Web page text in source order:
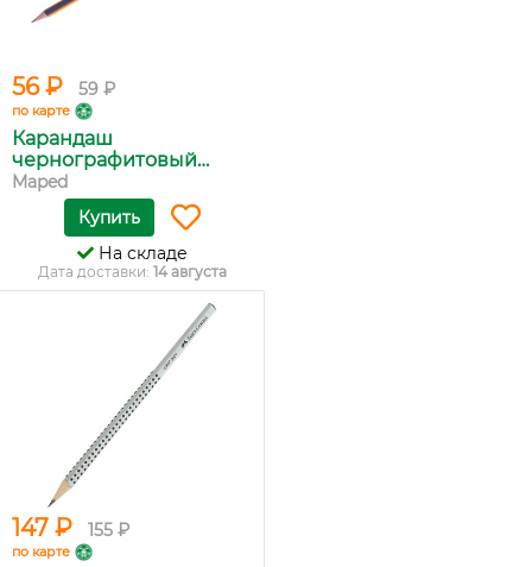
56 ₽ 59 ₽
по карте
Карандаш
чернографитовый
Mape...
Maped
Купить
На складе
Дата доставки: 14 августа
147 ₽ 155 ₽
по карте